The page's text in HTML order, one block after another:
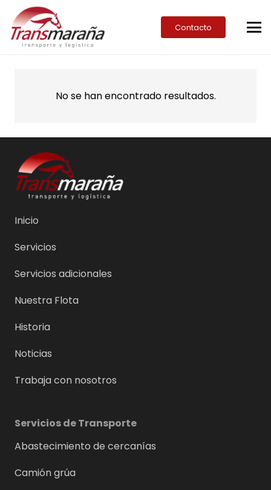
Contacto
No se han encontrado resultados.
Inicio
Servicios
Servicios adicionales
Nuestra Flota
Historia
Noticias
Trabaja con nosotros
Servicios de Transporte
Abastecimiento de cercanías
Camión grúa